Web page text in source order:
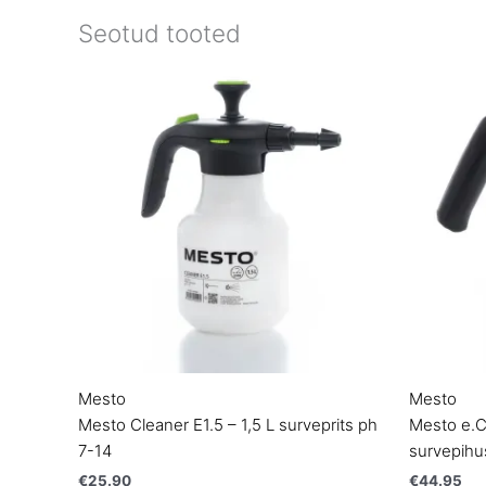
Seotud tooted
Mesto
Mesto Cleaner E1.5 – 1,5 L surveprits ph
7-14
€25.90
Mesto
Mesto
€44.95